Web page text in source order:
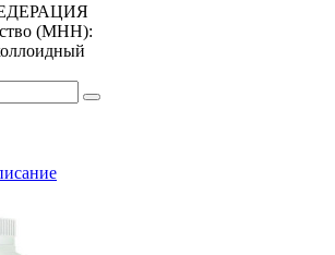
(МНН):